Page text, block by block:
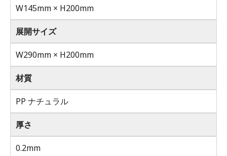
W145mm × H200mm
展開サイズ
W290mm × H200mm
材質
PP ナチュラル
厚さ
0.2mm